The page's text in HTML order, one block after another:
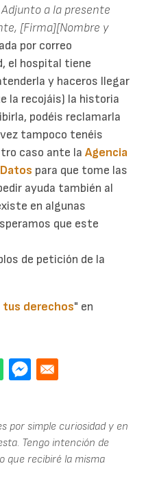
Adjunto a la presente
[Firma][Nombre y
por correo
el hospital tiene
y haceros llegar
la recojáis) la historia
podéis reclamarla
tampoco tenéis
caso ante la Agencia
para que tome las
ayuda también al
en algunas
que este
de petición de la
tus derechos" en
por simple curiosidad y en
Tengo intención de
que recibiré la misma